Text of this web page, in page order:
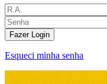
Fazer Login
Esqueci minha senha